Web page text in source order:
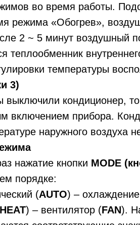
во время работы.
режима «Обогрев»,
2 ~ 5 минут воздушный
теплообменник
температуры
3)
выключили кондиционер,
включением прибора.
наружного воздуха
нажатие кнопки MODE
порядке:
(AUTO) –
HEAT) – вентилятор (FAN).